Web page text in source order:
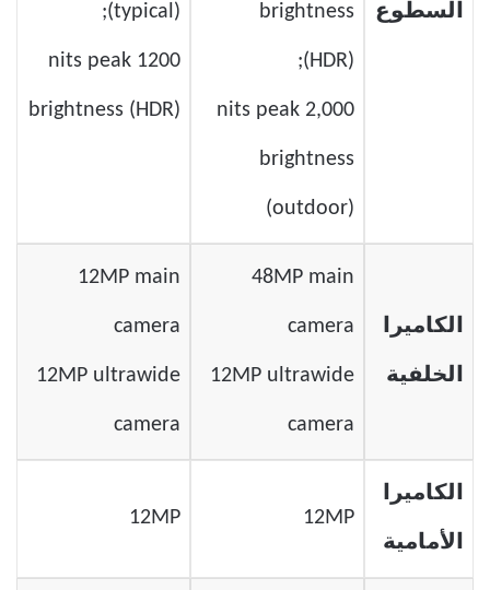
السطوع brightness
(HDR);
2,000 nits peak
brightness
(outdoor)
(typical);
1200 nits peak
brightness (HDR)
الكاميرا
الخلفية
48MP main
camera
12MP ultrawide
camera
12MP main
camera
12MP ultrawide
camera
الكاميرا
الأمامية
12MP
12MP